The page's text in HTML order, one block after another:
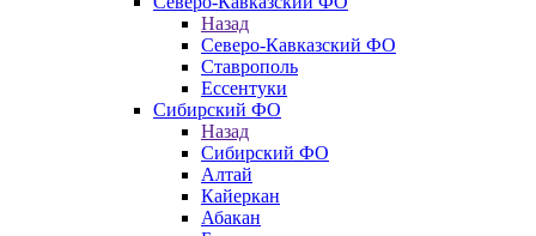
Назад
Северо-Кавказский ФО
Ставрополь
Ессентуки
Сибирский ФО
Назад
Сибирский ФО
Алтай
Кайеркан
Абакан